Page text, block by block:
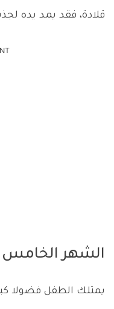
قلادة، فقد يمد يده
الشهر الخامس
يمتلك الطفل فضولا